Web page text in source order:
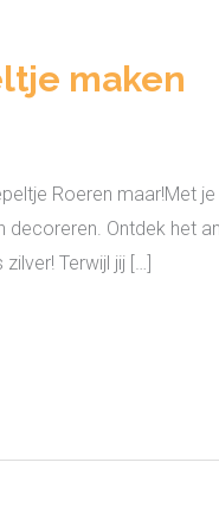
maken
Roeren maar!Met
decoreren. Ontdek het
Terwijl jij […]